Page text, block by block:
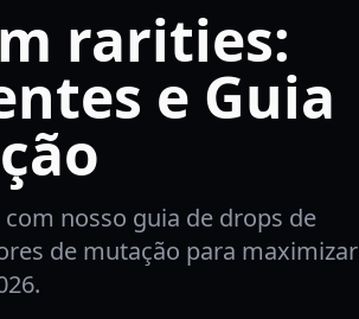
rarities:
e Guia
nosso guia de drops de
de mutação para maximizar